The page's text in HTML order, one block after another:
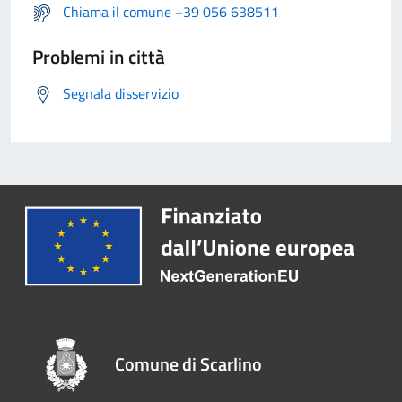
Chiama il comune +39 056 638511
Problemi in città
Segnala disservizio
Comune di Scarlino